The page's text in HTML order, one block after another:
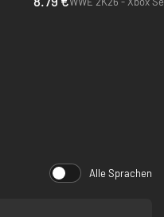
Alle Sprachen